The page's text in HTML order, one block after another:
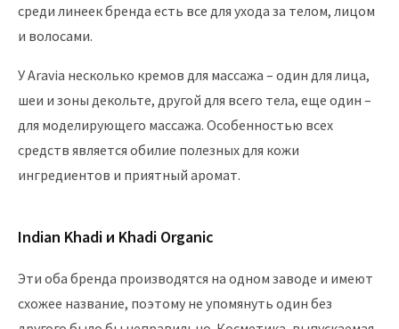
среди линеек бренда есть все для ухода за телом, лицом
и волосами.
У Aravia несколько кремов для массажа – один для лица,
шеи и зоны декольте, другой для всего тела, еще один –
для моделирующего массажа. Особенностью всех
средств является обилие полезных для кожи
ингредиентов и приятный аромат.
Indian Khadi и Khadi Organic
Эти оба бренда производятся на одном заводе и имеют
схожее название, поэтому не упомянуть один без